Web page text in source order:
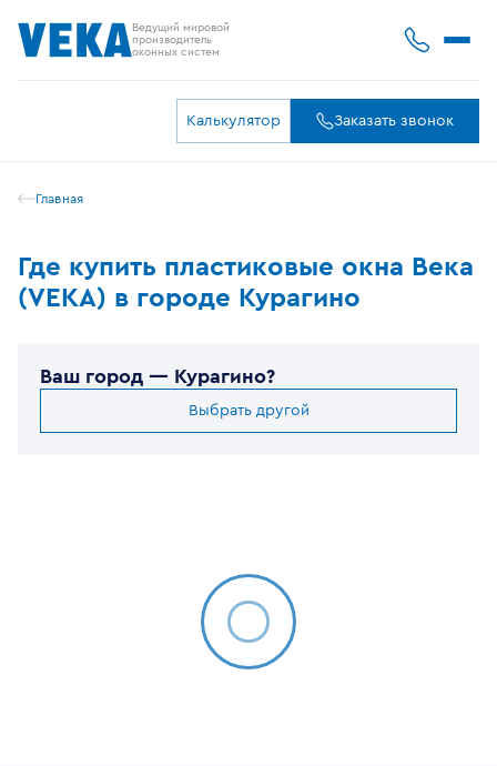
Ведущий мировой
производитель
оконных систем
Калькулятор Заказать звонок
Главная
Где купить пластиковые окна Века
(VEKA) в городе Курагино
Ваш город — Курагино?
Выбрать другой